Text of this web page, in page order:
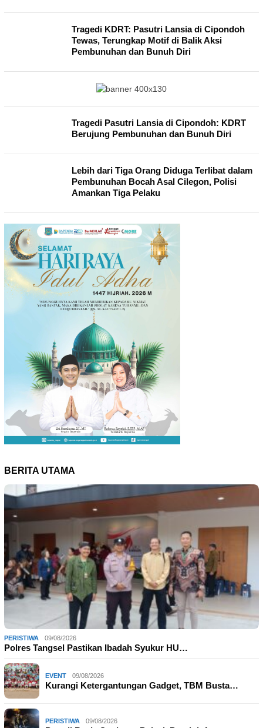
Tragedi KDRT: Pasutri Lansia di Cipondoh
Tewas, Terungkap Motif di Balik Aksi
Pembunuhan dan Bunuh Diri
Tragedi Pasutri Lansia di Cipondoh: KDRT
Berujung Pembunuhan dan Bunuh Diri
Lebih dari Tiga Orang Diduga Terlibat dalam
Pembunuhan Bocah Asal Cilegon, Polisi
Amankan Tiga Pelaku
BERITA UTAMA
PERISTIWA 09/08/2026
Polres Tangsel Pastikan Ibadah Syukur HU…
EVENT 09/08/2026
Kurangi Ketergantungan Gadget, TBM Busta…
PERISTIWA 09/08/2026